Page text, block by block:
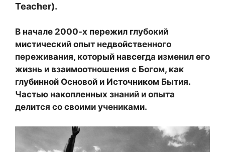
Teacher).
В начале 2000-х пережил глубокий
мистический опыт недвойственного
переживания, который навсегда изменил его
жизнь и взаимоотношения с Богом, как
глубинной Основой и Источником Бытия.
Частью накопленных знаний и опыта
делится со своими учениками.